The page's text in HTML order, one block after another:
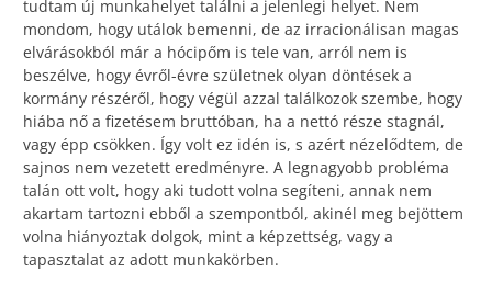
tudtam új munkahelyet találni a jelenlegi helyet. Nem
mondom, hogy utálok bemenni, de az irracionálisan magas
elvárásokból már a hócipőm is tele van, arról nem is
beszélve, hogy évről-évre születnek olyan döntések a
kormány részéről, hogy végül azzal találkozok szembe, hogy
hiába nő a fizetésem bruttóban, ha a nettó része stagnál,
vagy épp csökken. Így volt ez idén is, s azért nézelődtem, de
sajnos nem vezetett eredményre. A legnagyobb probléma
talán ott volt, hogy aki tudott volna segíteni, annak nem
akartam tartozni ebből a szempontból, akinél meg bejöttem
volna hiányoztak dolgok, mint a képzettség, vagy a
tapasztalat az adott munkakörben.